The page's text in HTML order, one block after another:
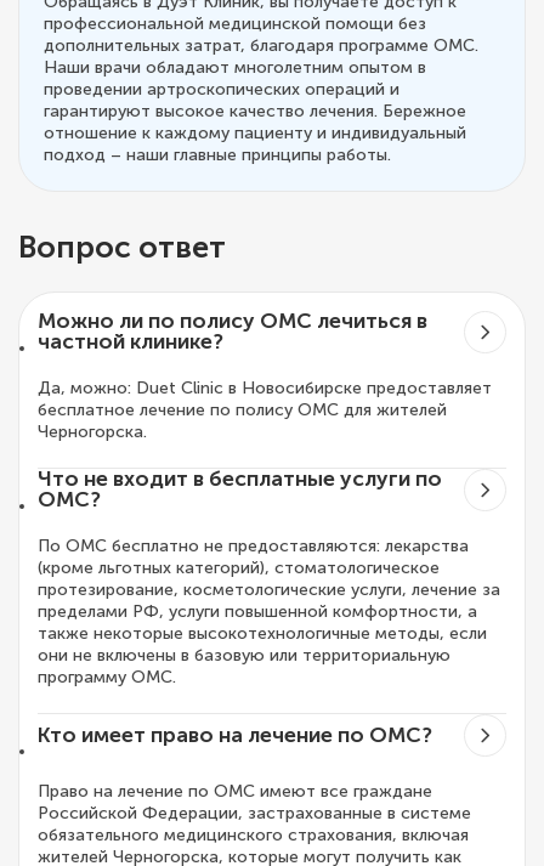
профессиональной медицинской помощи без
дополнительных затрат, благодаря программе ОМС.
Наши врачи обладают многолетним опытом в
проведении артроскопических операций и
гарантируют высокое качество лечения. Бережное
отношение к каждому пациенту и индивидуальный
подход – наши главные принципы работы.
Вопрос ответ
Можно ли по полису ОМС лечиться в
частной клинике?
Да, можно: Duet Clinic в Новосибирске предоставляет
бесплатное лечение по полису ОМС для жителей
Черногорска.
Что не входит в бесплатные услуги по
ОМС?
По ОМС бесплатно не предоставляются: лекарства
(кроме льготных категорий), стоматологическое
протезирование, косметологические услуги, лечение за
пределами РФ, услуги повышенной комфортности, а
также некоторые высокотехнологичные методы, если
они не включены в базовую или территориальную
программу ОМС.
Кто имеет право на лечение по ОМС?
Право на лечение по ОМС имеют все граждане
Российской Федерации, застрахованные в системе
обязательного медицинского страхования, включая
жителей Черногорска, которые могут получить как